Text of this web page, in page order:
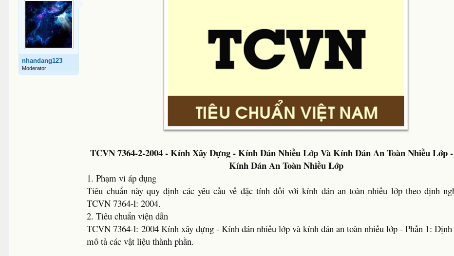
nhandang123
Moderator
TCVN 7364-2-2004 - Kính Xây Dựng - Kính Dán Nhiều Lớp Và Kính Dán An Toàn Nhiều Lớp
Kính Dán An Toàn Nhiều Lớp
1. Phạm vi áp dụng
Tiêu chuẩn này quy định các yêu cầu về đặc tính đối với kính dán an toàn nhiều lớp theo định
TCVN 7364-l: 2004.
2. Tiêu chuẩn viện dẫn
TCVN 7364-l: 2004 Kính xây dựng - Kính dán nhiều lớp và kính dán an toàn nhiều lớp - Phần 1:
mô tả các vật liệu thành phần.